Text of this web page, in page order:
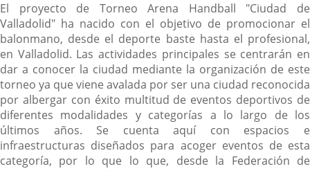
El proyecto de Torneo Arena Handball "Ciudad de
Valladolid" ha nacido con el objetivo de promocionar el
balonmano, desde el deporte baste hasta el profesional,
en Valladolid. Las actividades principales se centrarán en
dar a conocer la ciudad mediante la organización de este
torneo ya que viene avalada por ser una ciudad reconocida
por albergar con éxito multitud de eventos deportivos de
diferentes modalidades y categorías a lo largo de los
últimos años. Se cuenta aquí con espacios e
infraestructuras diseñados para acoger eventos de esta
categoría, por lo que lo que, desde la Federación de